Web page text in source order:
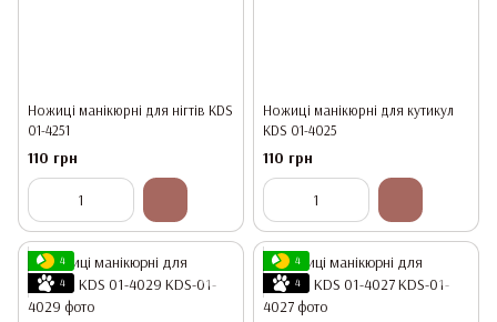
Ножиці манікюрні для нігтів KDS
01-4251
110 грн
Ножиці манікюрні для кутикул
KDS 01-4025
110 грн
4
4
4
4